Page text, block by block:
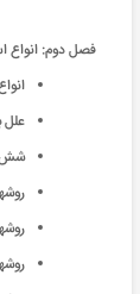
فصل دوم: انواع
علل
شش